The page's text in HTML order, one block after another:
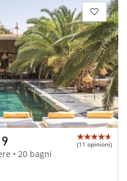
(11 opinioni)
• 20 bagni